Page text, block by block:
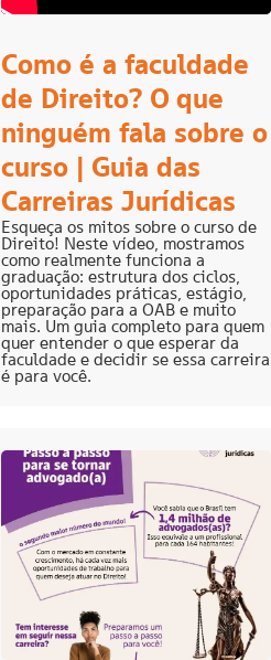
Como é a faculdade
de Direito? O que
ninguém fala sobre o
curso | Guia das
Carreiras Jurídicas
Esqueça os mitos sobre o curso de
Direito! Neste vídeo, mostramos
como realmente funciona a
graduação: estrutura dos ciclos,
oportunidades práticas, estágio,
preparação para a OAB e muito
mais. Um guia completo para quem
quer entender o que esperar da
faculdade e decidir se essa carreira
é para você.